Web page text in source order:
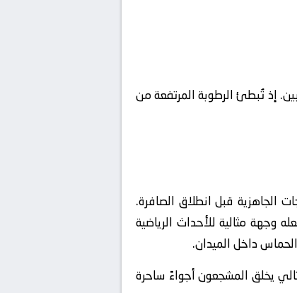
إذ تُبطئ الرطوبة المرتفعة من
الجاهزية قبل انطلاق الصافرة.
مثالية للأحداث الرياضية
داخل الميدان.
يخلق المشجعون أجواءً ساحرة